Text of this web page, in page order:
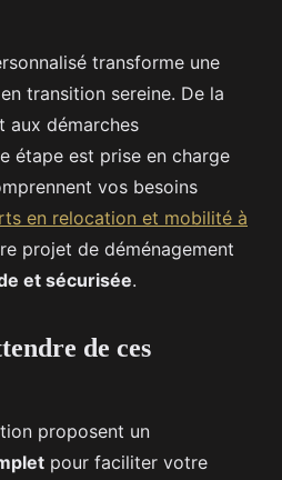
transforme une
transition sereine. De la
aux démarches
étape est prise en charge
vos besoins
en relocation et mobilité à
projet de déménagement
et sécurisée.
de ces
proposent un
pour faciliter votre